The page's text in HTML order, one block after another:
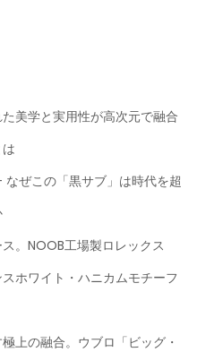
美学と実用性が高次元で融合
ぜこの「黒サブ」は時代を超
。NOOB工場製ロレックス
ホワイト・ハニカムモチーフ
上の融合。ウブロ「ビッグ・